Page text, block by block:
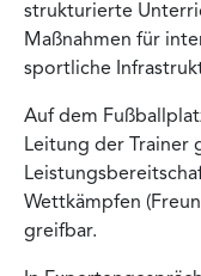
strukturierte
Maßnahmen für
sportliche
Auf dem
Leitung der Trainer
Wettkämpfen
greifbar.